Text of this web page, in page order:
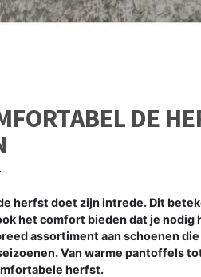
DE
herfst doet zijn intrede. Dit
het comfort bieden dat je nodig
assortiment aan schoenen
Van warme pantoffels
herfst.